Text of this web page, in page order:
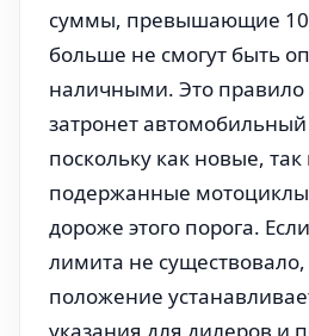
суммы, превышающие 10
больше не смогут быть
наличными. Это правило
затронет автомобильный
поскольку как новые,
подержанные мотоциклы
дороже этого порога.
лимита не существовало,
положение